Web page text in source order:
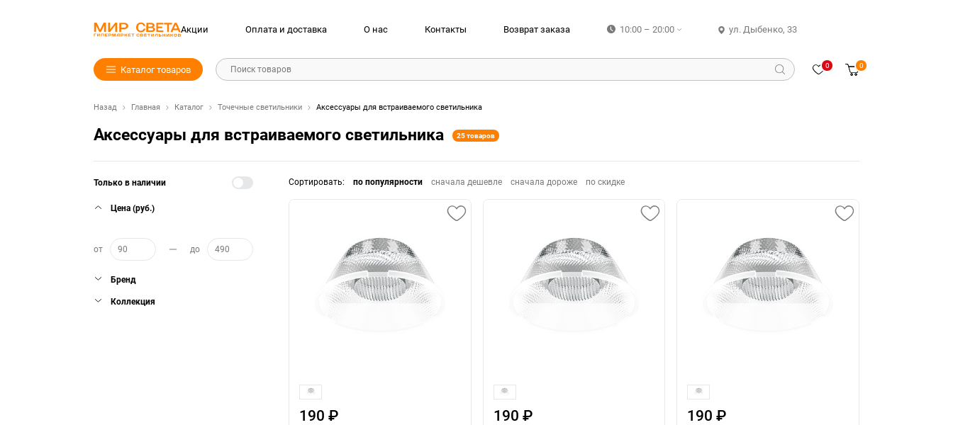
Акции Оплата и доставка О нас Контакты Возврат заказа 10:00 – 20:00 ул. Дыбенко, 33
Каталог товаров Поиск товаров 0 0
Назад Главная Каталог Точечные светильники Аксессуары для встраиваемого светильника
Аксессуары для встраиваемого светильника 25 товаров
Только в наличии
Цена (руб.)
от до
Бренд
Коллекция
Сортировать: по популярности сначала дешевле сначала дороже по скидке
190 ₽ 190 ₽ 190 ₽